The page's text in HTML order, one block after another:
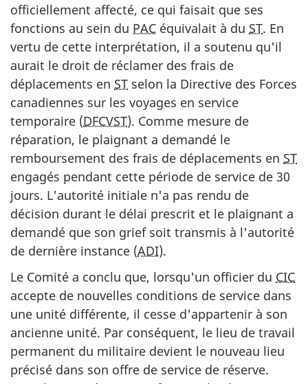
officiellement affecté, ce qui faisait que ses
fonctions au sein du PAC équivalait à du ST. En
vertu de cette interprétation, il a soutenu qu'il
aurait le droit de réclamer des frais de
déplacements en ST selon la Directive des Forces
canadiennes sur les voyages en service
temporaire (DFCVST). Comme mesure de
réparation, le plaignant a demandé le
remboursement des frais de déplacements en ST
engagés pendant cette période de service de 30
jours. L'autorité initiale n'a pas rendu de
décision durant le délai prescrit et le plaignant a
demandé que son grief soit transmis à l'autorité
de dernière instance (ADI).
Le Comité a conclu que, lorsqu'un officier du CIC
accepte de nouvelles conditions de service dans
une unité différente, il cesse d'appartenir à son
ancienne unité. Par conséquent, le lieu de travail
permanent du militaire devient le nouveau lieu
précisé dans son offre de service de réserve.